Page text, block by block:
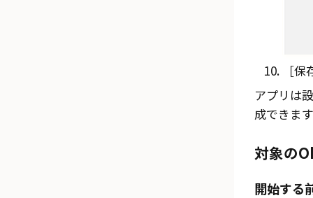
保
アプリは
成できま
対象の
開始する